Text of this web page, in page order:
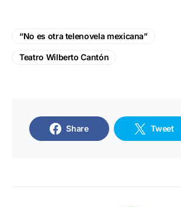
“No es otra telenovela mexicana”
Teatro Wilberto Cantón
Share Tweet